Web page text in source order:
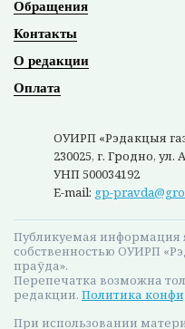
Обращения
Контакты
О редакции
Оплата
ОУИРП «Рэдакцыя
230025, г. Гродно, ул.
УНП 500034192
E-mail: gp-
Публикуемая информация
собственностью ОУИРП
праўда».
Перепечатка возможна
редакции. Политика
При использовании